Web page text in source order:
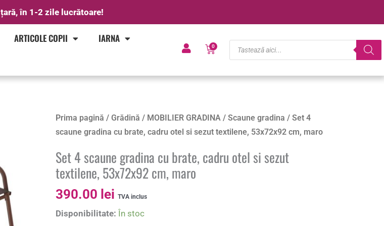
în 1-2 zile lucrătoare!
ARTICOLE COPII
IARNA
0
Cart
Products
search
Prima pagină /Grădină / MOBILIER GRADINA /Scaune gradina / Set 4
scaune gradina cu brate, cadru otel si sezut textilene, 53x72x92 cm, maro
Set 4 scaune gradina cu brate, cadru otel si sezut
textilene, 53x72x92 cm, maro
390.00 lei TVA inclus
Disponibilitate: În stoc
Cantitate
Set
scaune
gradina
cu
cadru